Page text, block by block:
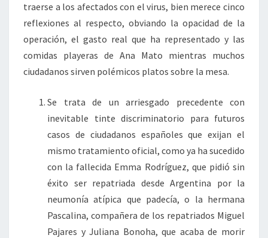
traerse a los afectados con el virus, bien merece cinco
reflexiones al respecto, obviando la opacidad de la
operación, el gasto real que ha representado y las
comidas playeras de Ana Mato mientras muchos
ciudadanos sirven polémicos platos sobre la mesa.
Se trata de un arriesgado precedente con
inevitable tinte discriminatorio para futuros
casos de ciudadanos españoles que exijan el
mismo tratamiento oficial, como ya ha sucedido
con la fallecida Emma Rodríguez, que pidió sin
éxito ser repatriada desde Argentina por la
neumonía atípica que padecía, o la hermana
Pascalina, compañera de los repatriados Miguel
Pajares y Juliana Bonoha, que acaba de morir